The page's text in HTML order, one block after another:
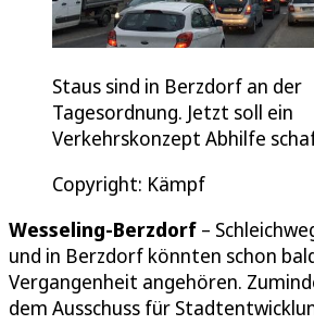
Staus sind in Berzdorf an der
Tagesordnung. Jetzt soll ein
Verkehrskonzept Abhilfe
Copyright: Kämpf
Wesseling-Berzdorf –
und in Berzdorf könnten schon
Vergangenheit angehören.
dem Ausschuss für